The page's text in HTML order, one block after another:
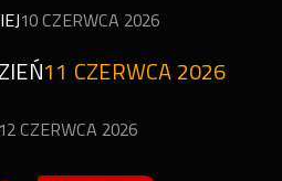
10 CZERWCA 2026
11 CZERWCA 2026
12 CZERWCA 2026